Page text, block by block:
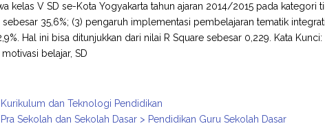
kelas V SD se-Kota Yogyakarta tahun ajaran 2014/2015 pada kategori
35,6%; (3) pengaruh implementasi pembelajaran tematik
Hal ini bisa ditunjukkan dari nilai R Square sebesar 0,229. Kata
belajar, SD
dan Teknologi Pendidikan
Sekolah dan Sekolah Dasar > Pendidikan Guru Sekolah Dasar